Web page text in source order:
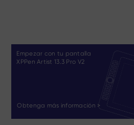
Empezar con tu pantalla
XPPen Artist 13.3 Pro V2
Obtenga más información >